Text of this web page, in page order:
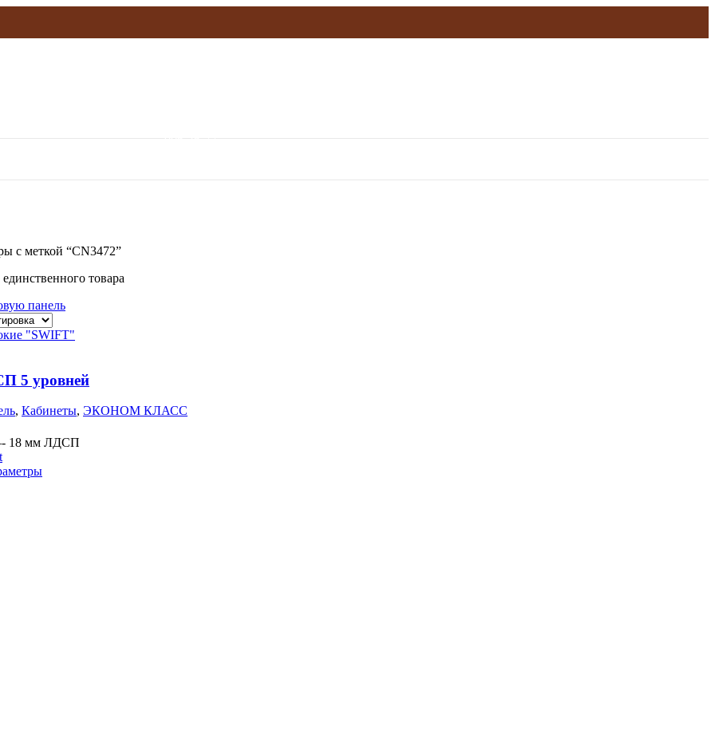
с меткой “CN3472”
товара
панель
5 уровней
, Кабинеты, ЭКОНОМ КЛАСС
18 мм ЛДСП